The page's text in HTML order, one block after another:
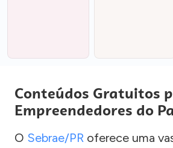
Conteúdos Gratuitos
Empreendedores do
O Sebrae/PR oferece uma